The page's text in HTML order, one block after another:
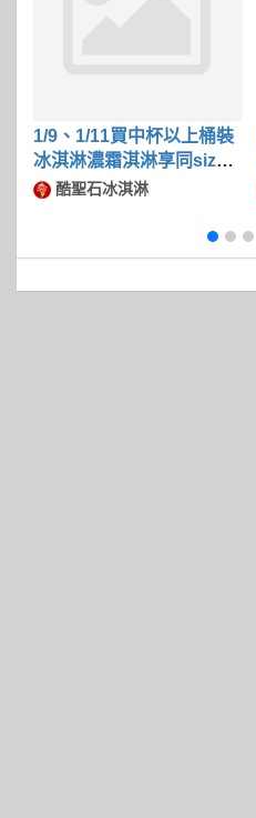
1/9、1/11買中杯以上桶裝
冰淇淋濃霜淇淋享同size
冰淇淋第二件50
酷聖石冰淇淋